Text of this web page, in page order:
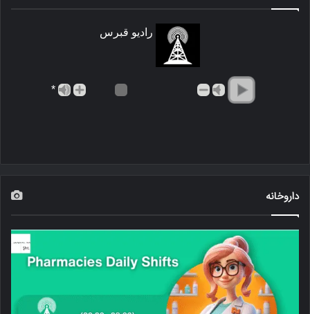
رادیو قبرس
*
داروخانه